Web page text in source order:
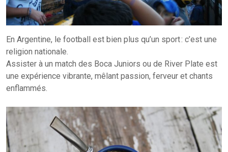
En Argentine, le football est bien plus qu’un sport : c’est une
religion nationale.
Assister à un match des Boca Juniors ou de River Plate est
une expérience vibrante, mêlant passion, ferveur et chants
enflammés.